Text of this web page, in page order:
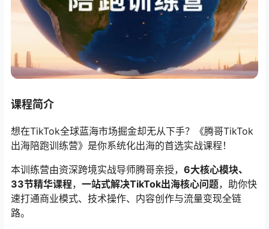
课程简介
想在TikTok全球蓝海市场掘金却无从下手？《腾哥TikTok
出海陪跑训练营》是你系统化出海的首选实战课程！
本训练营由资深跨境实战导师腾哥亲授，​ 6大核心模块、
33节精华课程，​ 一站式解决TikTok出海核心问题，助你快
速打通商业模式、技术操作、内容创作与流量变现全链
路。